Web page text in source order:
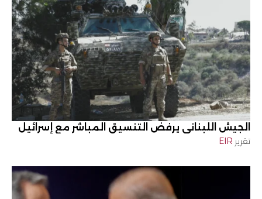
الجيش اللبناني يرفض التنسيق المباشر مع إسرائيل
تقرير EIR